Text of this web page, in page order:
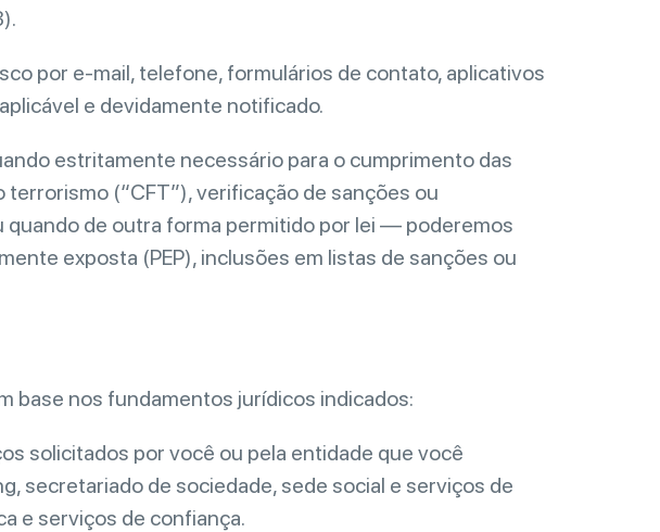
por e-mail, telefone, formulários de contato, aplicativos
e devidamente notificado.
estritamente necessário para o cumprimento das
(“CFT”), verificação de sanções ou
de outra forma permitido por lei — poderemos
exposta (PEP), inclusões em listas de sanções ou
base nos fundamentos jurídicos indicados:
solicitados por você ou pela entidade que você
secretariado de sociedade, sede social e serviços de
e serviços de confiança.